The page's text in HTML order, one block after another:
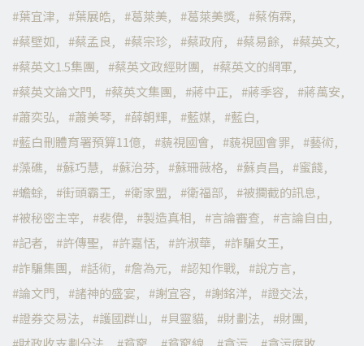
葉宜津
葉展皓 葛萊美 葛萊美獎
蔡侑霖
蔡壁如
蔡孟良 蔡宗珍 蔡政府 蔡易餘
蔡英文
蔡英文1.5集團
蔡英文政經財團
蔡英文的網軍
蔡英文論文門
蔡英文集團 蔣中正 蔣季容
蔣萬安
蕭奕弘
蕭美琴 薛朝輝 藍媒
藍白
藍白刪體育署預算11億
藐視國會 藐視國會罪
藝術
藻礁
蘇巧慧 蘇治芬 蘇珊薇格 蘇貞昌
蜜餞
蟾蜍
街頭霸王 衛家盟 衛福部
被攔截的訊息
被秘密主宰
裴偉 製造真相 言論審查
言論自由
記者
許傳聖 許嘉恬 許淑華
詐騙女王
詐騙集團
話術 詹為元 認知作戰
說方言
論文門
諸神的盛宴 謝宜容 謝銘洋
證交法
證券交易法
護國群山 貝靈貓 財劃法
財團